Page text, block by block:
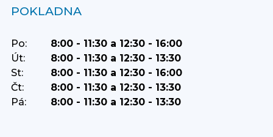
POKLADNA
Po:
8:00 - 11:30 a 12:30 - 16:00
Út:
8:00 - 11:30 a 12:30 - 13:30
St:
8:00 - 11:30 a 12:30 - 16:00
Čt:
8:00 - 11:30 a 12:30 - 13:30
Pá:
8:00 - 11:30 a 12:30 - 13:30